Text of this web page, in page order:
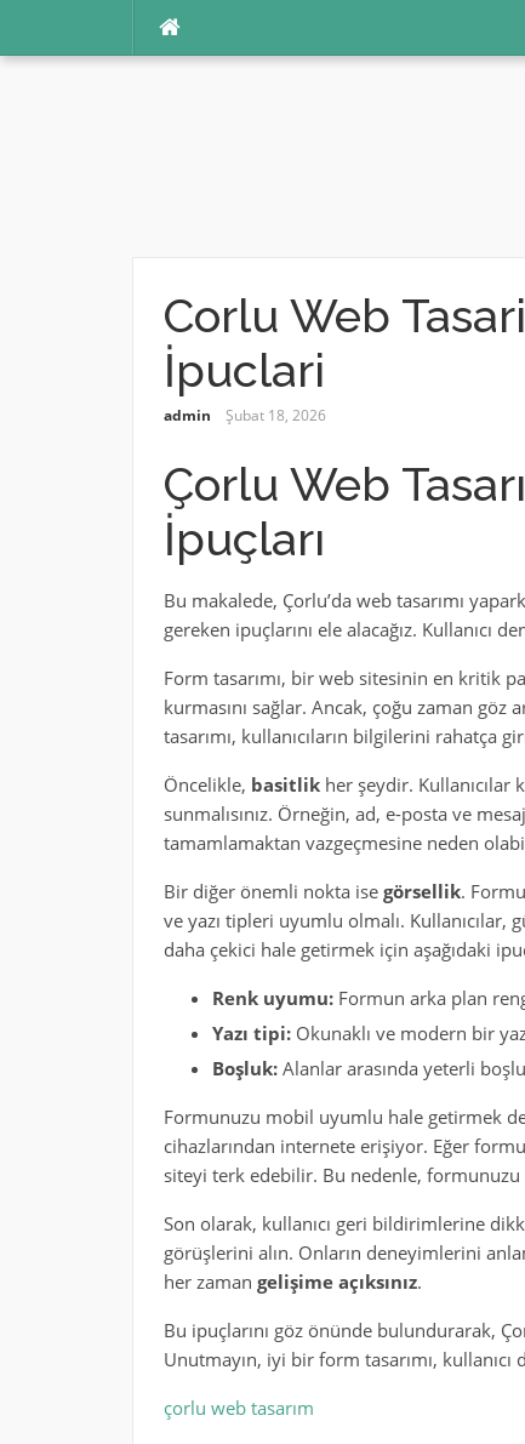
Corlu Web
İpuclari
admin Şubat 18, 2026
Çorlu Web
İpuçları
Bu makalede, Çorlu’da web tasarımı
gereken ipuçlarını ele alacağız. Kullanıcı
Form tasarımı, bir web sitesinin en kritik
kurmasını sağlar. Ancak, çoğu zaman
tasarımı, kullanıcıların bilgilerini rahatça
Öncelikle, basitlikher şeydir. Kullanıcılar
sunmalısınız. Örneğin, ad, e-posta ve
tamamlamaktan vazgeçmesine neden
Bir diğer önemli nokta ise görsellik.
ve yazı tipleri uyumlu olmalı.
daha çekici hale getirmek için aşağıdaki
Renk uyumu:Formun arka plan
Yazı tipi:Okunaklı ve modern bir
Boşluk:Alanlar arasında yeterli
Formunuzu mobil uyumlu hale getirmek
cihazlarından internete erişiyor. Eğer
siteyi terk edebilir. Bu nedenle,
Son olarak, kullanıcı geri bildirimlerine
görüşlerini alın. Onların deneyimlerini
her zaman gelişime açıksınız.
Bu ipuçlarını göz önünde bulundurarak,
Unutmayın, iyi bir form tasarımı,
çorlu web tasarım